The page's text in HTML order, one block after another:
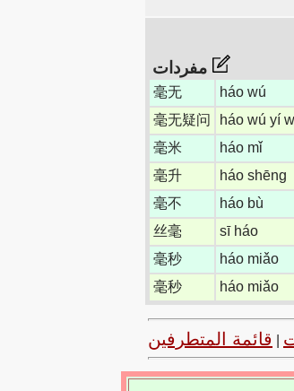
毫无 háo wú
毫无疑问
háo wú yí
毫米
háo mǐ
毫升
háo shēng
毫不
háo bù
丝毫
sī háo
毫秒
háo miǎo
毫秒
háo miǎo
قائمة المتطرفين